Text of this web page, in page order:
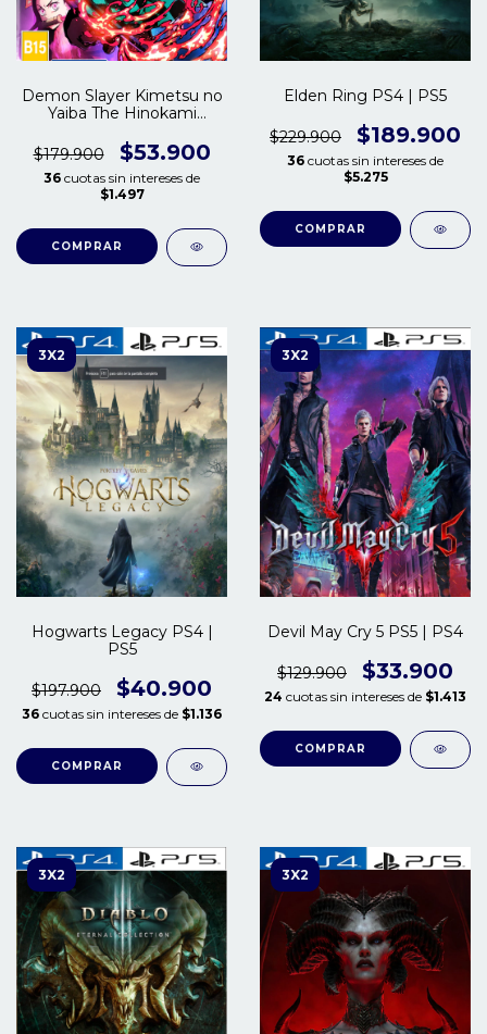
Demon Slayer Kimetsu no
Yaiba The Hinokami
$179.900
$53.900
36 cuotas sin intereses de
$1.497
COMPRAR
Elden Ring PS4 | PS5
$229.900 $189.900
36 cuotas sin intereses de
$5.275
COMPRAR
3X2
Hogwarts Legacy PS4 |
PS5
$197.900 $40.900
36 cuotas sin intereses de $1.136
COMPRAR
3X2
Devil May Cry 5 PS5 | PS4
$129.900 $33.900
24 cuotas sin intereses de $1.413
COMPRAR
3X2 3X2